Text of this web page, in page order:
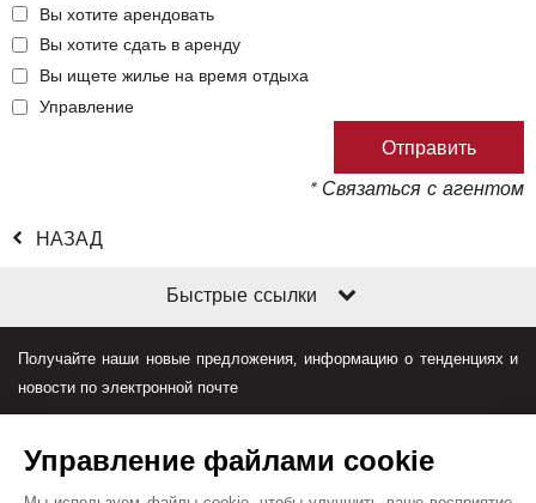
Вы хотите арендовать
Вы хотите сдать в аренду
Вы ищете жилье на время отдыха
Управление
* Связаться с агентом
НАЗАД
Быстрые ссылки
Получайте наши новые предложения, информацию о тенденциях и
новости по электронной почте
Управление файлами cookie